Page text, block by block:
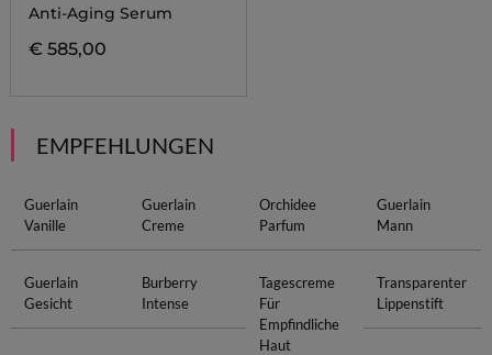
Anti-Aging Serum
€ 585,00
EMPFEHLUNGEN
Guerlain
Vanille
Guerlain
Creme
Orchidee
Parfum
Guerlain
Mann
Guerlain
Gesicht
Burberry
Intense
Tagescreme
Für
Empfindliche
Haut
Transparenter
Lippenstift